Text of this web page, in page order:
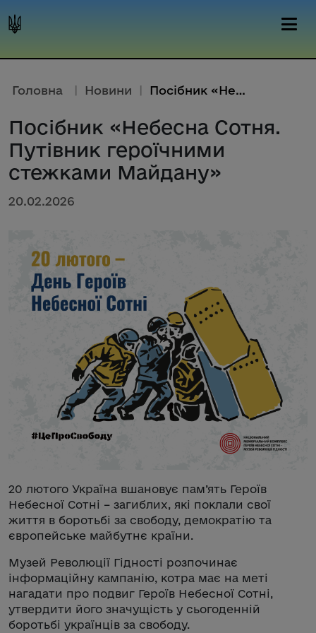
Головна | Новини | Посібник «Небесна Сотня. Путів...
Посібник «Небесна Сотня.
Путівник героїчними
стежками Майдану»
20.02.2026
20 лютого Україна вшановує пам’ять Героїв
Небесної Сотні – загиблих, які поклали свої
життя в боротьбі за свободу, демократію та
європейське майбутнє країни.
Музей Революції Гідності розпочинає
інформаційну кампанію, котра має на меті
нагадати про подвиг Героїв Небесної Сотні,
утвердити його значущість у сьогоденній
боротьбі українців за свободу.